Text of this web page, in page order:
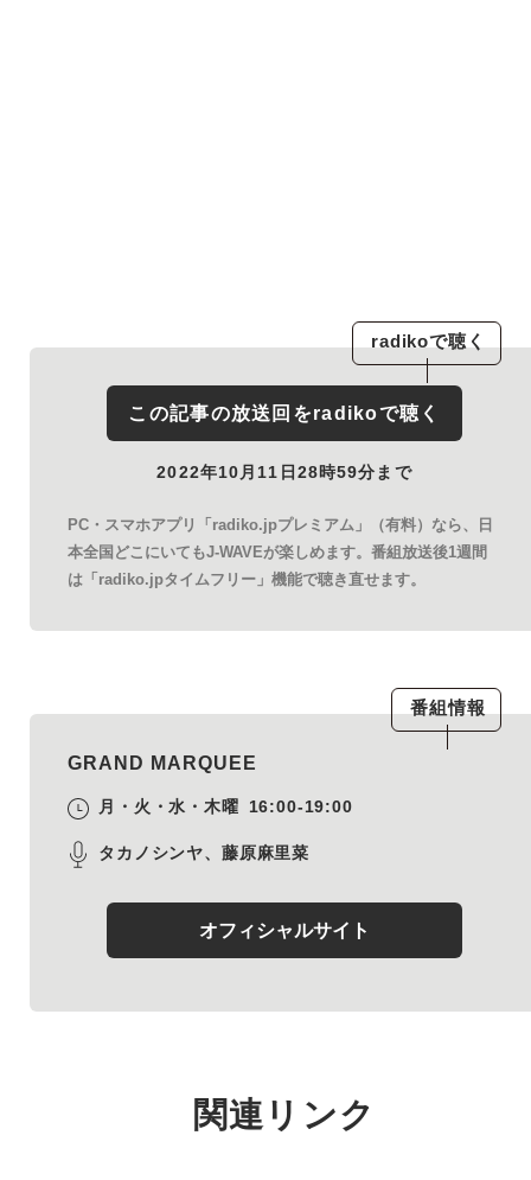
radikoで聴く
この記事の放送回をradikoで聴く
2022年10月11日28時59分まで
PC・スマホアプリ「radiko.jpプレミアム」（有料）なら、日
本全国どこにいてもJ-WAVEが楽しめます。番組放送後1週間
は「radiko.jpタイムフリー」機能で聴き直せます。
番組情報
GRAND MARQUEE
月・火・水・木曜 16:00-19:00
タカノシンヤ、藤原麻里菜
オフィシャルサイト
関連リンク